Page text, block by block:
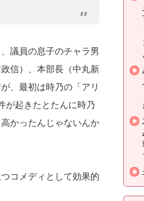
議員の息子のチャラ男
信）、本部長（中丸新
、最初は時乃の「アリ
が起きたとたんに時乃
かったんじゃないんか
コメディとして効果的